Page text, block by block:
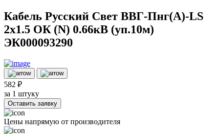
Кабель Русский Свет ВВГ-Пнг(А)-LS
2х1.5 ОК (N) 0.66кВ (уп.10м)
ЭК000093290
582 ₽
за 1 штуку
Оставить заявку
Цены напрямую от производителя